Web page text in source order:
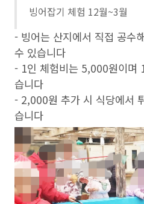
빙어잡기 체험 12월~3월
- 빙어는 산지에서 직접 공수
수 있습니다
- 1인 체험비는 5,000원이며
습니다
- 2,000원 추가 시 식당에서
습니다